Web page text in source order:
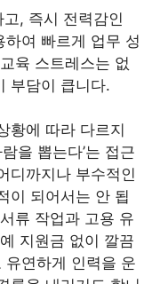
, 즉시 전력감인
여 빠르게 업무 성
육 스트레스는 없
부담이 큽니다.
황에 따라 다르지
을 뽑는다’는 접근
디까지나 부수적인
이 되어서는 안 됩
류 작업과 고용 유
지원금 없이 깔끔
연하게 인력을 운